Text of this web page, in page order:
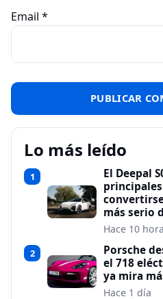
Email *
Lo más leído
1
El Deepal
más serio
Hace 10
2
Porsche
el 718
ya mira
Hace 1 día